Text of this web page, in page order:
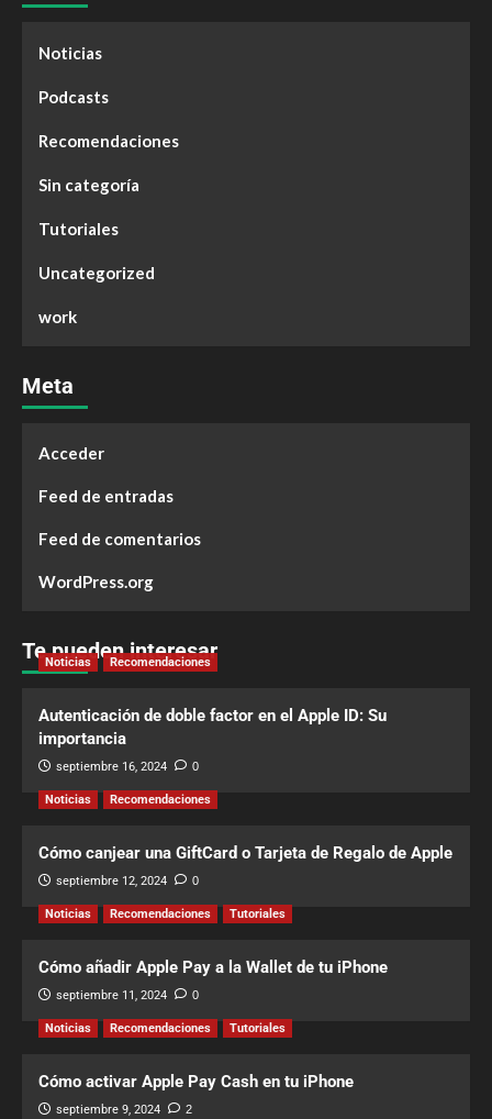
Noticias
Podcasts
Recomendaciones
Sin categoría
Tutoriales
Uncategorized
work
Meta
Acceder
Feed de entradas
Feed de comentarios
WordPress.org
Te pueden interesar
Noticias Recomendaciones
Autenticación de doble factor en el Apple ID: Su
importancia
septiembre 16, 2024 0
Noticias Recomendaciones
Cómo canjear una GiftCard o Tarjeta de Regalo de Apple
septiembre 12, 2024 0
Noticias Recomendaciones Tutoriales
Cómo añadir Apple Pay a la Wallet de tu iPhone
septiembre 11, 2024 0
Noticias Recomendaciones Tutoriales
Cómo activar Apple Pay Cash en tu iPhone
septiembre 9, 2024 2